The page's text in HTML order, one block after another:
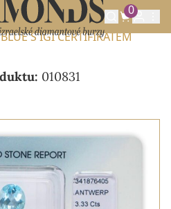
0
POLODRAHOKAMY
S IGI CERTIFIKÁTEM
010831